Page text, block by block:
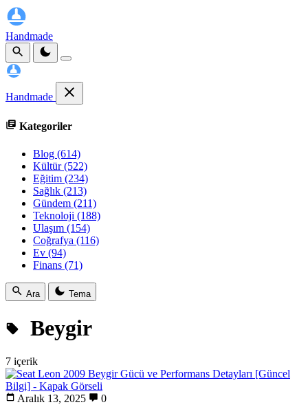
Handmade
Handmade
Kategoriler
Blog (614)
Kültür(522)
Eğitim (234)
Sağlık (213)
Gündem (211)
Teknoloji (188)
Ulaşım (154)
Coğrafya (116)
Ev (94)
Finans (71)
Ara Tema
Beygir
7 içerik
Aralık 13, 2025 0